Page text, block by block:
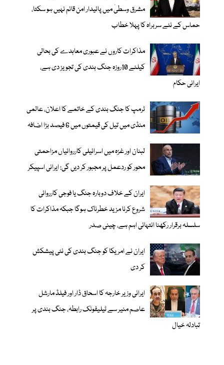
مشرق وسطیٰ میں پائیدار امن قائم نہیں ہو سکتا،
حماس کے نئے سربراہ کا پہلا خطاب
مذاکرات کاروں نے عبوری معاہدے کی بحالی
کیلئے 10روزہ جنگ بندی کی تجویز دی ہے،
ایرانی حکام
ٹرمپ کا جنگ بندی کے خاتمے کا اعلان، عالمی
منڈی میں تیل کی قیمتوں میں 6 فیصد بڑا اضافہ
لبنان اور غزہ میں اسرائیلی کارروائیاں مزاحمتی
محور کو ردعمل پر مجبور کر دیں گی: ایرانی اسپیکر
ایران کے خلاف دوبارہ جنگ یا فوجی کارروائی
شروع کرنا مزید خطرناک ہوگا جبکہ مذاکرات کا
سلسلہ برقرار رکھنا انتہائی اہم ہے، چینی صدر
ایران نے امریکا کو جنگ بندی کی نئی پیشکش
کر دی
ایرانی وزیر خارجہ کا اسحاق ڈار اور فیلڈ مارشل
عاصم منیر سے ٹیلیفونک رابطہ، جنگ بندی پر
تبادلہ خیال